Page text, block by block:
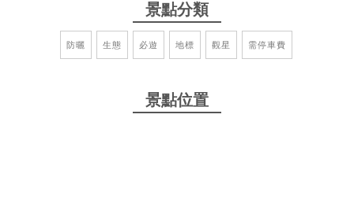
景點分類
防曬 生態 必遊 地標 觀星 需停車費
景點位置